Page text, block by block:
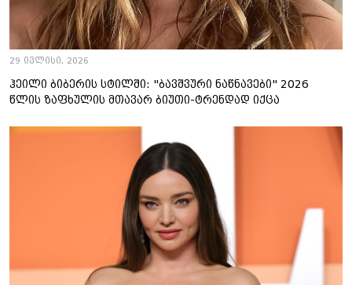
29 ივლისი, 2026
ჰეილი ბიბერის სტილში: "ბავშვური ნაწნავები" 2026
წლის ზაფხულის მთავარ ბიუთი-ტრენდად იქცა